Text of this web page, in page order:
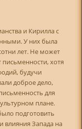
и Кирилла с
У них была
лет. Не может
хотя
будучи
доброе дело,
для
плане.
подготовить
влияния Запада на